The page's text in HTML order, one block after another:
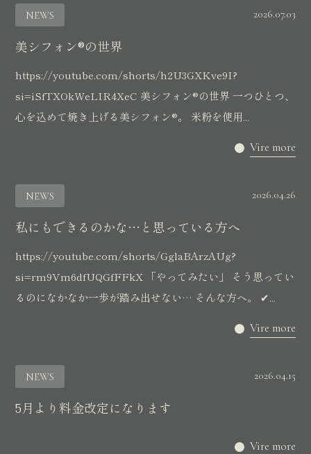
NEWS 2026.07.03
美シフォン®️の世界
https://youtube.com/shorts/h2U3GXKve9I?
si=iSfTXOkWeLIR4XeC 美シフォン®︎の世界 一つひとつ、
心を込めて焼き上げる美シフォン®︎。 米粉を使用...
Vire more
NEWS 2026.04.26
私にもできるのかな…と思っている方へ
https://youtube.com/shorts/GglaBArzAUg?
si=rm9Vm6dfUQGfFFkX 「やってみたい」 そう思ってい
るのになかなか一歩が踏み出せない… そんな方へ。 ✔...
Vire more
NEWS 2026.04.15
5月より料金改定になります
Vire more